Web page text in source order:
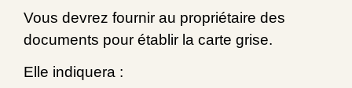
Vous devrez fournir au propriétaire des
documents pour établir la carte grise.
Elle indiquera :